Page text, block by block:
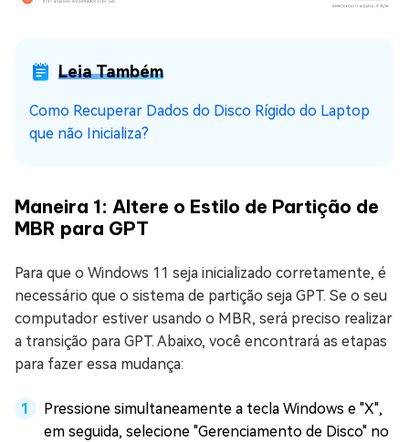
Leia Também
Como Recuperar Dados do Disco Rígido do Laptop
que não Inicializa?
Maneira 1: Altere o Estilo de Partição de
MBR para GPT
Para que o Windows 11 seja inicializado corretamente, é
necessário que o sistema de partição seja GPT. Se o seu
computador estiver usando o MBR, será preciso realizar
a transição para GPT. Abaixo, você encontrará as etapas
para fazer essa mudança:
Pressione simultaneamente a tecla Windows e "X",
em seguida, selecione "Gerenciamento de Disco" no